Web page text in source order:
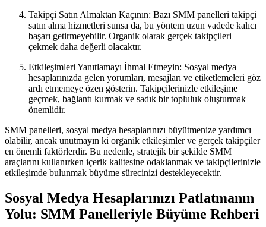
Takipçi Satın Almaktan Kaçının: Bazı SMM panelleri takipçi
satın alma hizmetleri sunsa da, bu yöntem uzun vadede kalıcı
başarı getirmeyebilir. Organik olarak gerçek takipçileri
çekmek daha değerli olacaktır.
Etkileşimleri Yanıtlamayı İhmal Etmeyin: Sosyal medya
hesaplarınızda gelen yorumları, mesajları ve etiketlemeleri göz
ardı etmemeye özen gösterin. Takipçilerinizle etkileşime
geçmek, bağlantı kurmak ve sadık bir topluluk oluşturmak
önemlidir.
SMM panelleri, sosyal medya hesaplarınızı büyütmenize yardımcı
olabilir, ancak unutmayın ki organik etkileşimler ve gerçek takipçiler
en önemli faktörlerdir. Bu nedenle, stratejik bir şekilde SMM
araçlarını kullanırken içerik kalitesine odaklanmak ve takipçilerinizle
etkileşimde bulunmak büyüme sürecinizi destekleyecektir.
Sosyal Medya Hesaplarınızı Patlatmanın
Yolu: SMM Panelleriyle Büyüme Rehberi